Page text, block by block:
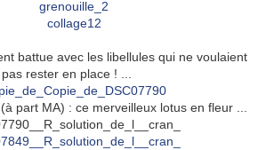
battue avec les libellules qui ne voulaient
pas rester en place ! ...
part MA) : ce merveilleux lotus en fleur ...